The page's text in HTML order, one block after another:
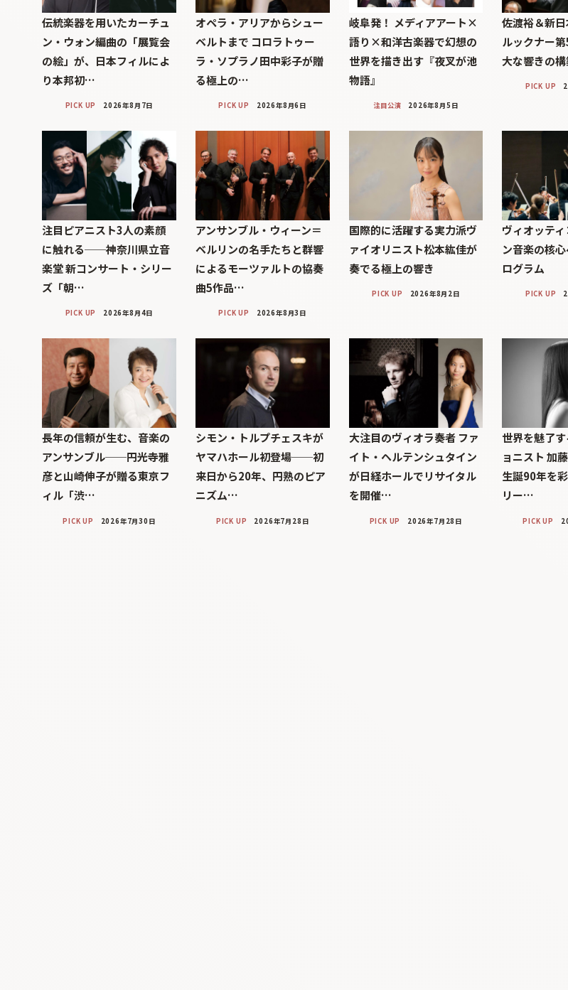
伝統楽器を用いたカーチュ
ン・ウォン編曲の「展覧会
の絵」が、日本フィルによ
り本邦初…
PICK UP 2026年8月7日
オペラ・アリアからシュー
ベルトまで コロラトゥー
ラ・ソプラノ田中彩子が贈
る極上の…
PICK UP 2026年8月6日
岐阜発！ メディアアート×
語り×和洋古楽器で幻想の
世界を描き出す『夜叉が池
物語』
注目公演 2026年8月5日
佐渡裕＆新
ルックナー
大な響きの
PICK UP
注目ピアニスト3人の素顔
に触れる──神奈川県立音
楽堂 新コンサート・シリー
ズ「朝…
PICK UP 2026年8月4日
アンサンブル・ウィーン＝
ベルリンの名手たちと群響
によるモーツァルトの協奏
曲5作品…
PICK UP 2026年8月3日
国際的に活躍する実力派ヴ
ァイオリニスト松本紘佳が
奏でる極上の響き
PICK UP 2026年8月2日
ヴィオッテ
ン音楽の核
ログラム
PICK UP
長年の信頼が生む、音楽の
アンサンブル──円光寺雅
彦と山崎伸子が贈る東京フ
ィル「渋…
PICK UP 2026年7月30日
シモン・トルプチェスキが
ヤマハホール初登場──初
来日から20年、円熟のピア
ニズム…
PICK UP 2026年7月28日
大注目のヴィオラ奏者 ファ
イト・ヘルテンシュタイン
が日経ホールでリサイタル
を開催…
PICK UP 2026年7月28日
世界を魅了
ョニスト 加
生誕90年を
リー…
PICK UP